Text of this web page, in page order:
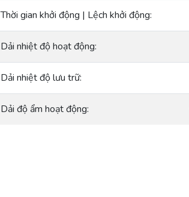
Thời gian khởi động | Lệch khởi động:
Dải nhiệt độ hoạt động:
Dải nhiệt độ lưu trữ:
Dải độ ẩm hoạt động: